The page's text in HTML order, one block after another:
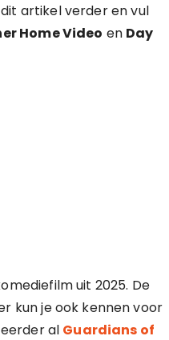
artikel verder en vul
Home Video en Day
uit 2025. De
kun je ook kennen voor
eerder al Guardians of